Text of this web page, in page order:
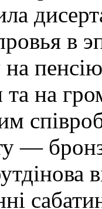
в
на
на
—